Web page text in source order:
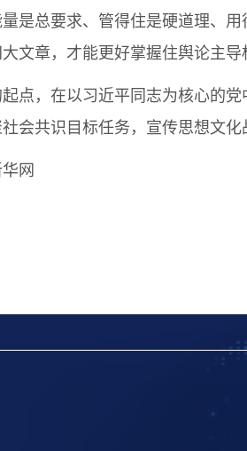
量是总要求、管得住是硬道理、
文章，才能更好掌握住舆论主
点，在以习近平同志为核心的
会共识目标任务，宣传思想文
网